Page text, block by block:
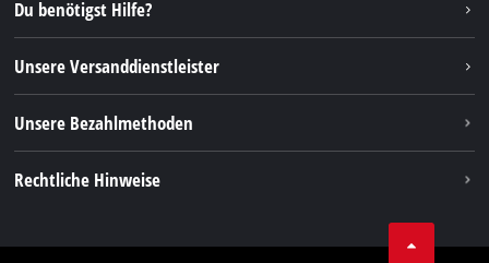
TikTok
Pinterest
Du benötigst Hilfe?
Unsere Versanddienstleister
Unsere Bezahlmethoden
Rechtliche Hinweise